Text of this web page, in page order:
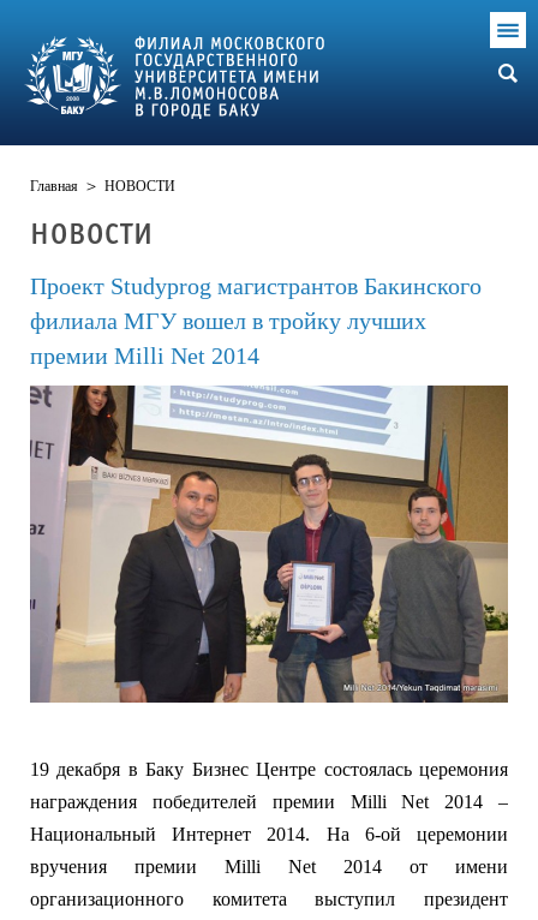
Главная > НОВОСТИ
НОВОСТИ
Проект Studyprog магистрантов Бакинского
филиала МГУ вошел в тройку лучших
премии Milli Net 2014
19 декабря в Баку Бизнес Центре состоялась церемония
награждения победителей премии Milli Net 2014 –
Национальный Интернет 2014. На 6-ой церемонии
вручения премии Milli Net 2014 от имени
организационного комитета выступил президент